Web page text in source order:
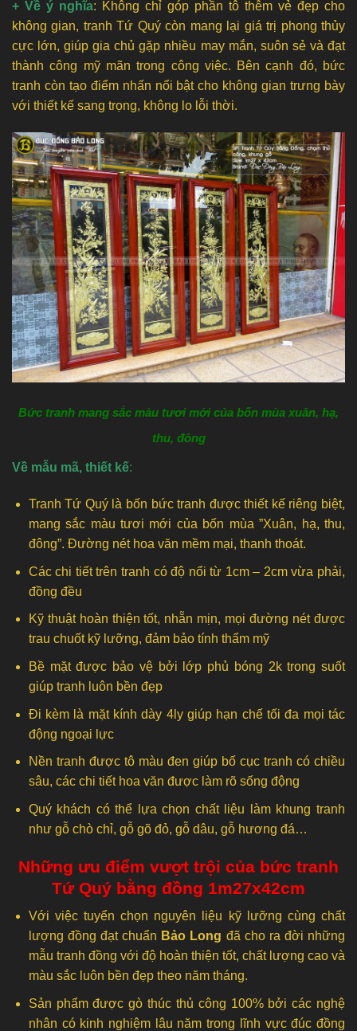
+ Về ý nghĩa: Không chỉ góp phần tô thêm vẻ đẹp cho
không gian, tranh Tứ Quý còn mang lại giá trị phong thủy
cực lớn, giúp gia chủ gặp nhiều may mắn, suôn sẻ và đạt
thành công mỹ mãn trong công việc. Bên cạnh đó, bức
tranh còn tạo điểm nhấn nổi bật cho không gian trưng bày
với thiết kế sang trọng, không lo lỗi thời.
Bức tranh mang sắc màu tươi mới của bốn mùa xuân, hạ,
thu, đông
Về mẫu mã, thiết kế:
Tranh Tứ Quý là bốn bức tranh được thiết kế riêng biệt,
mang sắc màu tươi mới của bốn mùa ”Xuân, hạ, thu,
đông”. Đường nét hoa văn mềm mại, thanh thoát.
Các chi tiết trên tranh có độ nổi từ 1cm – 2cm vừa phải,
đồng đều
Kỹ thuật hoàn thiện tốt, nhẵn mịn, mọi đường nét được
trau chuốt kỹ lưỡng, đảm bảo tính thẩm mỹ
Bề mặt được bảo vệ bởi lớp phủ bóng 2k trong suốt
giúp tranh luôn bền đẹp
Đi kèm là mặt kính dày 4ly giúp hạn chế tối đa mọi tác
động ngoại lực
Nền tranh được tô màu đen giúp bố cục tranh có chiều
sâu, các chi tiết hoa văn được làm rõ sống động
Quý khách có thể lựa chọn chất liệu làm khung tranh
như gỗ chò chỉ, gỗ gõ đỏ, gỗ dâu, gỗ hương đá…
Những ưu điểm vượt trội của bức tranh
Tứ Quý bằng đồng 1m27x42cm
Với việc tuyển chọn nguyên liệu kỹ lưỡng cùng chất
lượng đồng đạt chuẩn Bảo Long đã cho ra đời những
mẫu tranh đồng với độ hoàn thiện tốt, chất lượng cao và
màu sắc luôn bền đẹp theo năm tháng.
Sản phẩm được gò thúc thủ công 100% bởi các nghệ
nhân có kinh nghiệm lâu năm trong lĩnh vực đúc đồng